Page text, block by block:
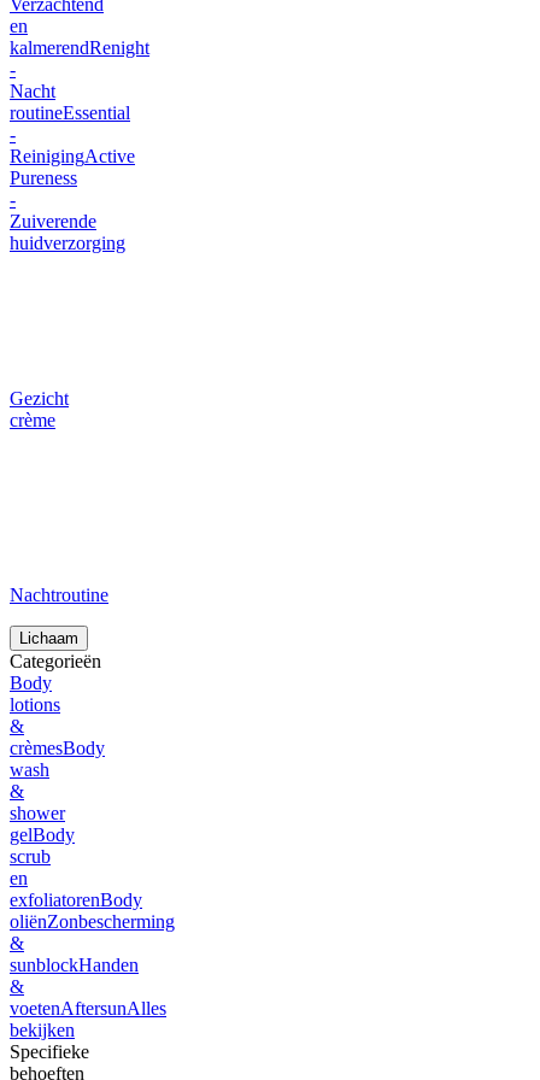
Verzachtend
en
kalmerendRenight
-
Nacht
routineEssential
-
ReinigingActive
Pureness
-
Zuiverende
huidverzorging
Gezicht
crème
Nachtroutine
Lichaam
Categorieën
Body
lotions
&
crèmesBody
wash
&
shower
gelBody
scrub
en
exfoliatorenBody
oliënZonbescherming
&
sunblockHanden
&
voetenAftersunAlles
bekijken
Specifieke
behoeften